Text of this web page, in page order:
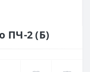
ПЧ-2 (Б)